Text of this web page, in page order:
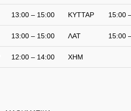
13:00 – 15:00 ΚΥΤΤΑΡ 15:00
13:00 – 15:00 ΛΑΤ 15:00
12:00 – 14:00 ΧΗΜ